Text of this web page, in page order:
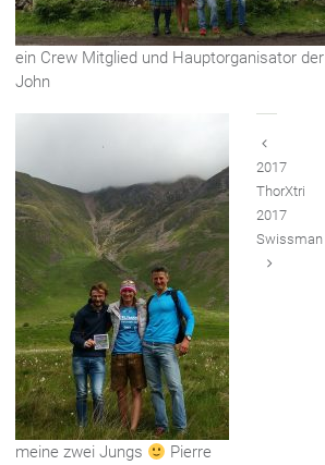
ein Crew Mitglied und Hauptorganisator der
John
meine zwei Jungs
Pierre
2017
ThorXtri
2017
Swissman